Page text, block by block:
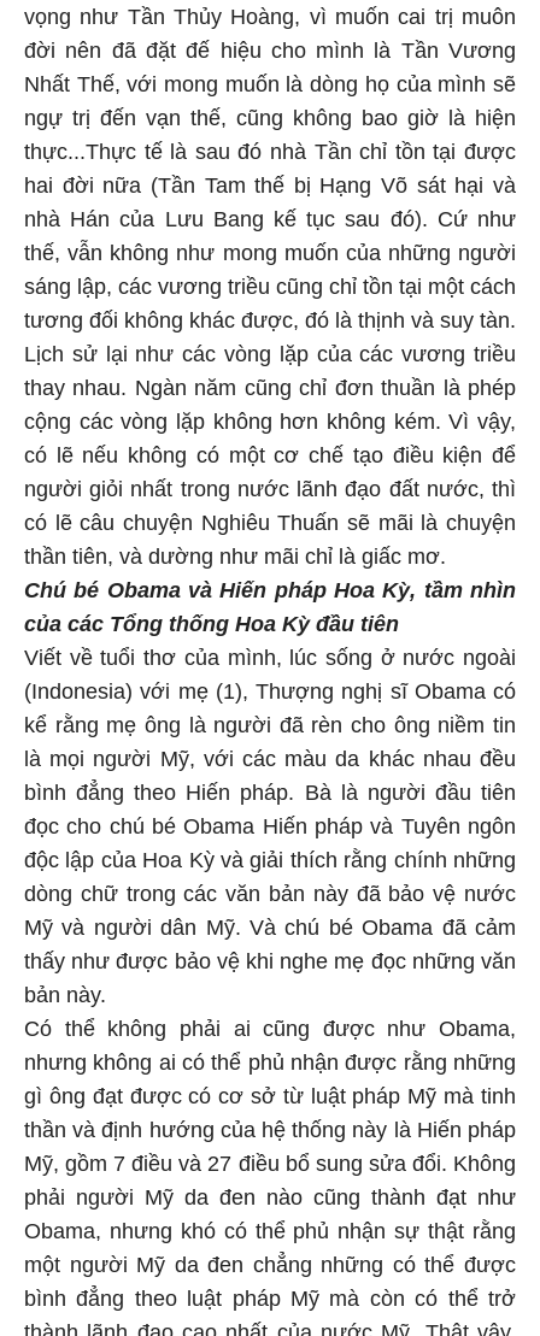
vọng như Tần Thủy Hoàng, vì muốn cai trị muôn
đời nên đã đặt đế hiệu cho mình là Tần Vương
Nhất Thế, với mong muốn là dòng họ của mình sẽ
ngự trị đến vạn thế, cũng không bao giờ là hiện
thực...Thực tế là sau đó nhà Tần chỉ tồn tại được
hai đời nữa (Tần Tam thế bị Hạng Võ sát hại và
nhà Hán của Lưu Bang kế tục sau đó). Cứ như
thế, vẫn không như mong muốn của những người
sáng lập, các vương triều cũng chỉ tồn tại một cách
tương đối không khác được, đó là thịnh và suy tàn.
Lịch sử lại như các vòng lặp của các vương triều
thay nhau. Ngàn năm cũng chỉ đơn thuần là phép
cộng các vòng lặp không hơn không kém. Vì vậy,
có lẽ nếu không có một cơ chế tạo điều kiện để
người giỏi nhất trong nước lãnh đạo đất nước, thì
có lẽ câu chuyện Nghiêu Thuấn sẽ mãi là chuyện
thần tiên, và dường như mãi chỉ là giấc mơ.
Chú bé Obama và Hiến pháp Hoa Kỳ, tầm nhìn
của các Tổng thống Hoa Kỳ đầu tiên
Viết về tuổi thơ của mình, lúc sống ở nước ngoài
(Indonesia) với mẹ (1), Thượng nghị sĩ Obama có
kể rằng mẹ ông là người đã rèn cho ông niềm tin
là mọi người Mỹ, với các màu da khác nhau đều
bình đẳng theo Hiến pháp. Bà là người đầu tiên
đọc cho chú bé Obama Hiến pháp và Tuyên ngôn
độc lập của Hoa Kỳ và giải thích rằng chính những
dòng chữ trong các văn bản này đã bảo vệ nước
Mỹ và người dân Mỹ. Và chú bé Obama đã cảm
thấy như được bảo vệ khi nghe mẹ đọc những văn
bản này.
Có thể không phải ai cũng được như Obama,
nhưng không ai có thể phủ nhận được rằng những
gì ông đạt được có cơ sở từ luật pháp Mỹ mà tinh
thần và định hướng của hệ thống này là Hiến pháp
Mỹ, gồm 7 điều và 27 điều bổ sung sửa đổi. Không
phải người Mỹ da đen nào cũng thành đạt như
Obama, nhưng khó có thể phủ nhận sự thật rằng
một người Mỹ da đen chẳng những có thể được
bình đẳng theo luật pháp Mỹ mà còn có thể trở